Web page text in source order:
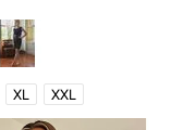
XL XXL